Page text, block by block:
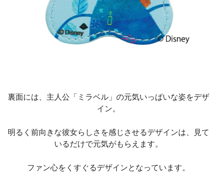
裏面には、主人公「ミラベル」の元気いっぱいな姿をデザ
イン。
明るく前向きな彼女らしさを感じさせるデザインは、見て
いるだけで元気がもらえます。
ファン心をくすぐるデザインとなっています。